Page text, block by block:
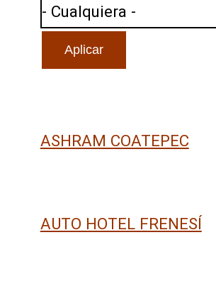
ASHRAM COATEPEC
AUTO HOTEL FRENESÍ